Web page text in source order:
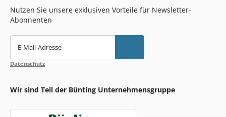
Nutzen Sie unsere exklusiven Vorteile für Newsletter-
Abonnenten
E-Mail-Adresse
Datenschutz
Wir sind Teil der Bünting Unternehmensgruppe